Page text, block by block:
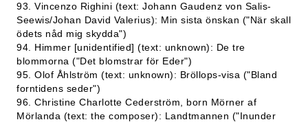
93. Vincenzo Righini (text: Johann Gaudenz von Salis-
Seewis/Johan David Valerius): Min sista önskan ("När skall
ödets nåd mig skydda")
94. Himmer [unidentified] (text: unknown): De tre
blommorna ("Det blomstrar för Eder")
95. Olof Åhlström (text: unknown): Bröllops-visa ("Bland
forntidens seder")
96. Christine Charlotte Cederström, born Mörner af
Mörlanda (text: the composer): Landtmannen ("Inunder